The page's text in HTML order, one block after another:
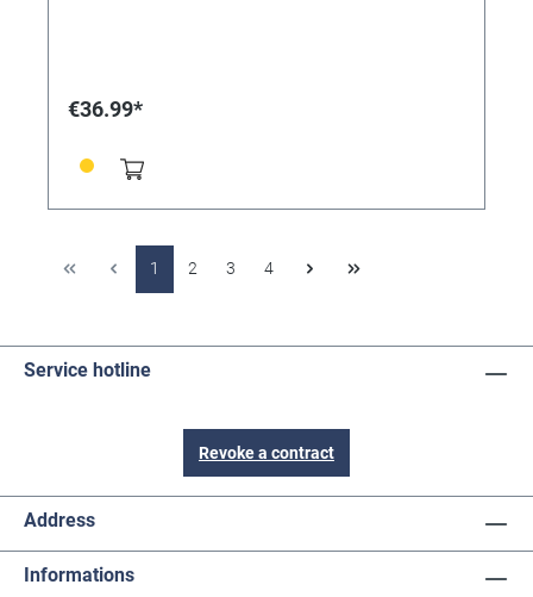
€36.99*
1 2 3 4
Service hotline
Revoke a contract
Address
Informations